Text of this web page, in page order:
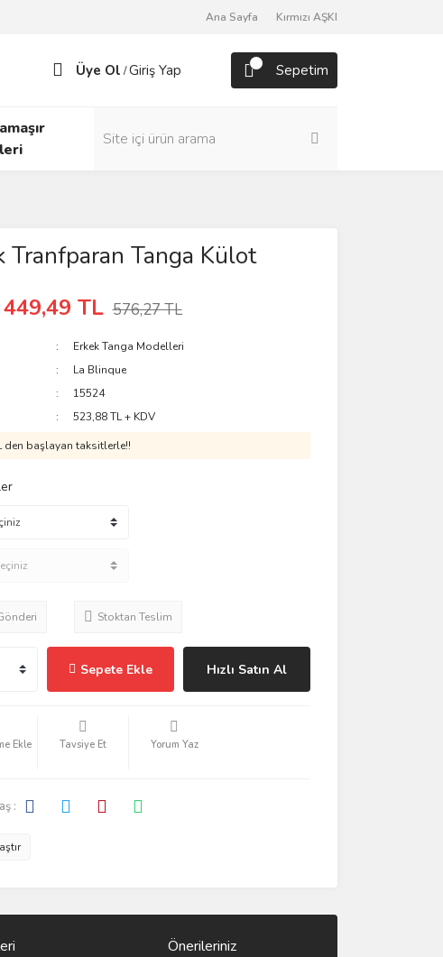
Ana Sayfa Kırmızı AŞKI
Üye Ol /Giriş Yap Sepetim
Tranfparan Tanga Külot
449,49 TL 576,27 TL
Erkek Tanga Modelleri
La Blinque
15524
523,88 TL + KDV
den başlayan taksitlerle!!
Stoktan Teslim
Sepete Ekle Hızlı Satın Al
Tavsiye Et Yorum Yaz
:
Önerileriniz